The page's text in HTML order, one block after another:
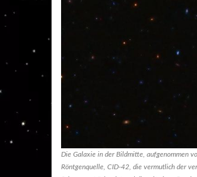
Die Galaxie in der Bildmitte, aufgenommen
Röntgenquelle, CID-42, die vermutlich der